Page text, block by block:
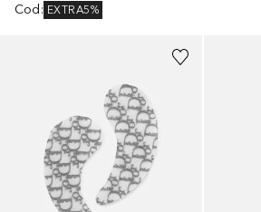
Cod : EXTRA5%